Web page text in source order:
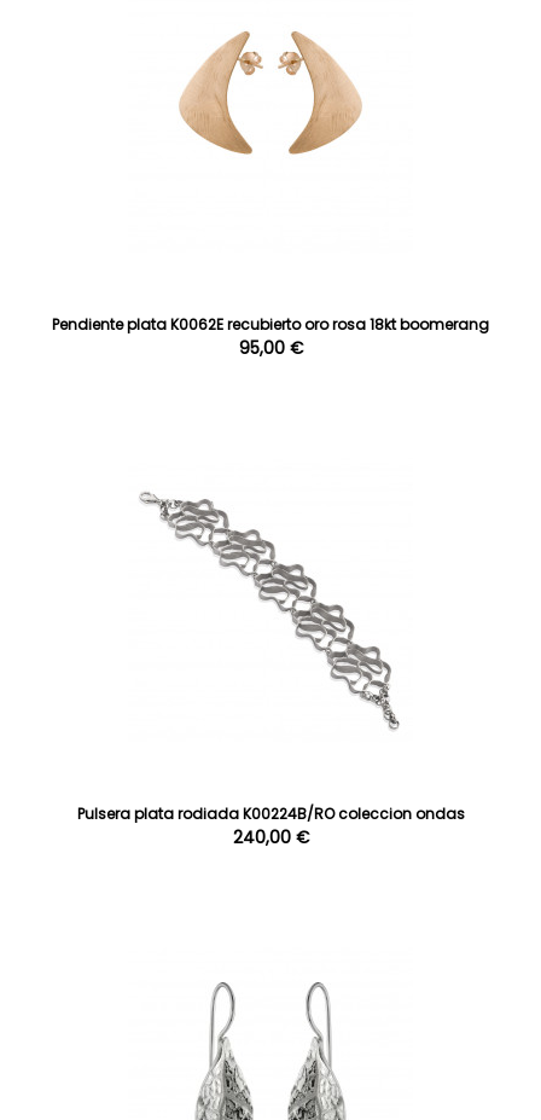
Pendiente plata K0062E recubierto oro rosa 18kt boomerang
95,00 €
Pulsera plata rodiada K00224B/RO coleccion ondas
240,00 €